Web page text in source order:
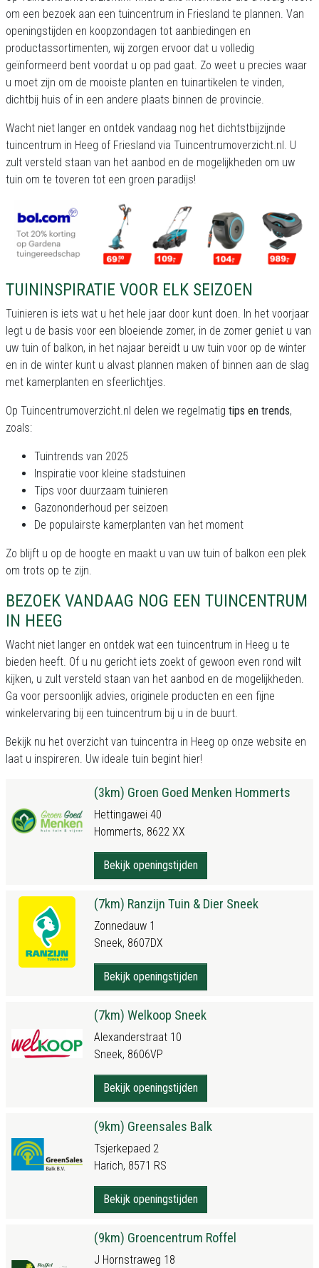
om een bezoek aan een tuincentrum in Friesland te plannen. Van
openingstijden en koopzondagen tot aanbiedingen en
productassortimenten, wij zorgen ervoor dat u volledig
geïnformeerd bent voordat u op pad gaat. Zo weet u precies waar
u moet zijn om de mooiste planten en tuinartikelen te vinden,
dichtbij huis of in een andere plaats binnen de provincie.
Wacht niet langer en ontdek vandaag nog het dichtstbijzijnde
tuincentrum in Heeg of Friesland via Tuincentrumoverzicht.nl. U
zult versteld staan van het aanbod en de mogelijkheden om uw
tuin om te toveren tot een groen paradijs!
TUININSPIRATIE VOOR ELK SEIZOEN
Tuinieren is iets wat u het hele jaar door kunt doen. In het voorjaar
legt u de basis voor een bloeiende zomer, in de zomer geniet u van
uw tuin of balkon, in het najaar bereidt u uw tuin voor op de winter
en in de winter kunt u alvast plannen maken of binnen aan de slag
met kamerplanten en sfeerlichtjes.
Op Tuincentrumoverzicht.nl delen we regelmatig tips en trends,
zoals:
Tuintrends van 2025
Inspiratie voor kleine stadstuinen
Tips voor duurzaam tuinieren
Gazononderhoud per seizoen
De populairste kamerplanten van het moment
Zo blijft u op de hoogte en maakt u van uw tuin of balkon een plek
om trots op te zijn.
BEZOEK VANDAAG NOG EEN TUINCENTRUM
IN HEEG
Wacht niet langer en ontdek wat een tuincentrum in Heeg u te
bieden heeft. Of u nu gericht iets zoekt of gewoon even rond wilt
kijken, u zult versteld staan van het aanbod en de mogelijkheden.
Ga voor persoonlijk advies, originele producten en een fijne
winkelervaring bij een tuincentrum bij u in de buurt.
Bekijk nu het overzicht van tuincentra in Heeg op onze website en
laat u inspireren. Uw ideale tuin begint hier!
(3km) Groen Goed Menken Hommerts
Hettingawei 40
Hommerts, 8622 XX
Bekijk openingstijden
(7km) Ranzijn Tuin & Dier Sneek
Zonnedauw 1
Sneek, 8607DX
Bekijk openingstijden
(7km) Welkoop Sneek
Alexanderstraat 10
Sneek, 8606VP
Bekijk openingstijden
(9km) Greensales Balk
Tsjerkepaed 2
Harich, 8571 RS
Bekijk openingstijden
(9km) Groencentrum Roffel
J Hornstraweg 18